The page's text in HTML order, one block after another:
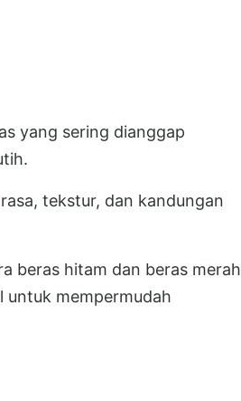
yang sering dianggap
tekstur, dan kandungan
beras hitam dan beras merah
untuk mempermudah